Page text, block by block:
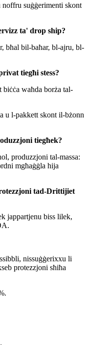
suġġerimenti skont
ta' drop ship?
bħal bil-baħar, bl-ajru, bl-
tiegħi stess?
biċċa waħda borża tal-
u l-pakkett skont il-bżonn
tiegħek?
produzzjoni tal-massa:
mgħaġġla hija
tad-Drittijiet
jappartjenu biss lilek,
nissuġġerixxu li
protezzjoni sħiħa